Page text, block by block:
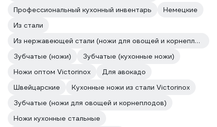
Профессиональный кухонный инвентарь
Немецкие
Из стали
Из нержавеющей стали (ножи для овощей и корнеплодов)
Зубчатые (ножи)
Зубчатые (кухонные ножи)
Ножи оптом Victorinox
Для авокадо
Швейцарские
Кухонные ножи из стали Victorinox
Зубчатые (ножи для овощей и корнеплодов)
Ножи кухонные стальные